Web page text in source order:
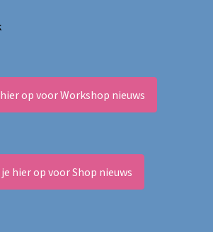
op voor Workshop nieuws
hier op voor Shop nieuws